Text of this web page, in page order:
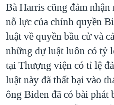
Bà Harris cũng đảm
nỗ lực của chính quyền
luật về quyền bầu cử và
những dự luật luôn có tỷ
tại Thượng viện có tỉ lệ
luật này đã thất bại vào
ông Biden đã có bài phát